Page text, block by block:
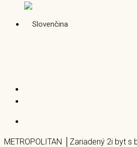
METROPOLITAN │Zariadený 2i byt